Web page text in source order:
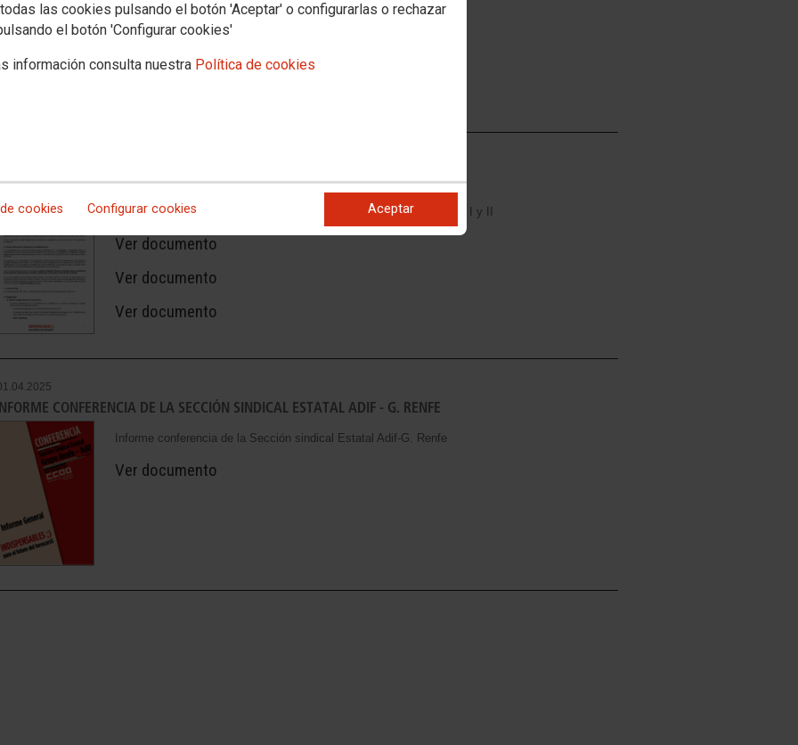
las cookies pulsando el botón 'Aceptar' o configurarlas o rechazar
el botón 'Configurar cookies'
información consulta nuestra Política de cookies
cookies Configurar cookies Aceptar
Ver documento
CONFERENCIA SECCIÓN SINDICAL ESTATAL ADIF - G. RENFE
Reglamento de la Sección Sindical Estatal Adif - G. Renfe y anexos I y II
Ver documento
Ver documento
Ver documento
INFORME CONFERENCIA DE LA SECCIÓN SINDICAL ESTATAL ADIF - G. RENFE
Informe conferencia de la Sección sindical Estatal Adif-G. Renfe
Ver documento